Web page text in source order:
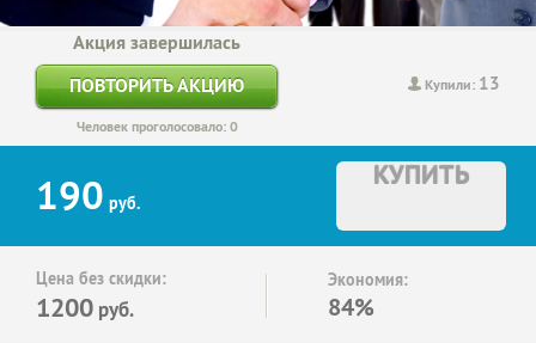
Купили: 13
Акция завершилась
ПОВТОРИТЬ АКЦИЮ
Человек проголосовало: 0
190 руб.
КУПИТЬ
Цена без скидки:
1200 руб.
Экономия:
84%